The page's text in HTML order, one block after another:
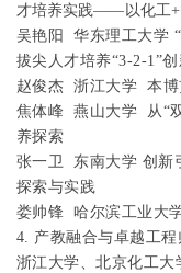
才培养实践—— 以化工
吴艳阳
华东理工大学
拔尖人才培养“3-2-1”
赵俊杰浙江大学
本
焦体峰
燕山大学
从“
养探索
张一卫
东南大学 创新
探索与实践
娄帅锋
哈尔滨工业大
4. 产教融合与卓越工程
浙江大学、北京化工